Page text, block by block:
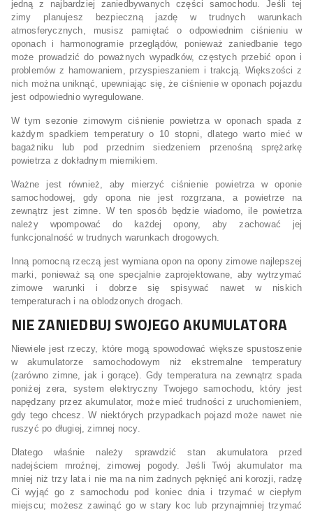
jedną z najbardziej zaniedbywanych części samochodu. Jeśli tej
zimy planujesz bezpieczną jazdę w trudnych warunkach
atmosferycznych, musisz pamiętać o odpowiednim ciśnieniu w
oponach i harmonogramie przeglądów, ponieważ zaniedbanie tego
może prowadzić do poważnych wypadków, częstych przebić opon i
problemów z hamowaniem, przyspieszaniem i trakcją. Większości z
nich można uniknąć, upewniając się, że ciśnienie w oponach pojazdu
jest odpowiednio wyregulowane.
W tym sezonie zimowym ciśnienie powietrza w oponach spada z
każdym spadkiem temperatury o 10 stopni, dlatego warto mieć w
bagażniku lub pod przednim siedzeniem przenośną sprężarkę
powietrza z dokładnym miernikiem.
Ważne jest również, aby mierzyć ciśnienie powietrza w oponie
samochodowej, gdy opona nie jest rozgrzana, a powietrze na
zewnątrz jest zimne. W ten sposób będzie wiadomo, ile powietrza
należy wpompować do każdej opony, aby zachować jej
funkcjonalność w trudnych warunkach drogowych.
Inną pomocną rzeczą jest wymiana opon na opony zimowe najlepszej
marki, ponieważ są one specjalnie zaprojektowane, aby wytrzymać
zimowe warunki i dobrze się spisywać nawet w niskich
temperaturach i na oblodzonych drogach.
NIE ZANIEDBUJ SWOJEGO AKUMULATORA
Niewiele jest rzeczy, które mogą spowodować większe spustoszenie
w akumulatorze samochodowym niż ekstremalne temperatury
(zarówno zimne, jak i gorące). Gdy temperatura na zewnątrz spada
poniżej zera, system elektryczny Twojego samochodu, który jest
napędzany przez akumulator, może mieć trudności z uruchomieniem,
gdy tego chcesz. W niektórych przypadkach pojazd może nawet nie
ruszyć po długiej, zimnej nocy.
Dlatego właśnie należy sprawdzić stan akumulatora przed
nadejściem mroźnej, zimowej pogody. Jeśli Twój akumulator ma
mniej niż trzy lata i nie ma na nim żadnych pęknięć ani korozji, radzę
Ci wyjąć go z samochodu pod koniec dnia i trzymać w ciepłym
miejscu; możesz zawinąć go w stary koc lub przynajmniej trzymać